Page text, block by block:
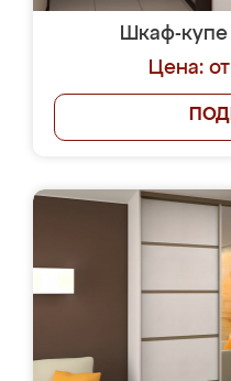
Шкаф-
Цена: